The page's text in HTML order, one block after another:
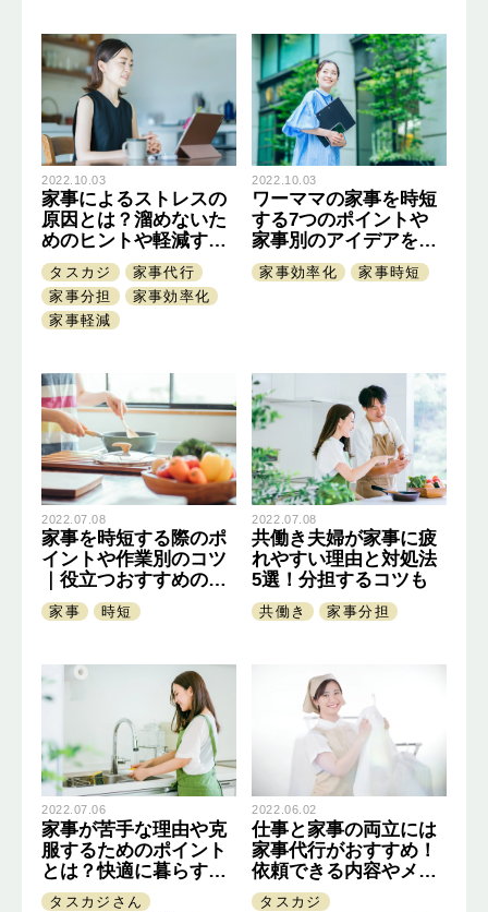
2022.10.03
家事によるストレスの
原因とは？溜めないた
めのヒントや軽減する
方法
タスカジ
家事代行
家事分担
家事効率化
家事軽減
2022.10.03
ワーママの家事を時短
する7つのポイントや
家事別のアイデアを合
わせて紹介
家事効率化 家事時短
2022.07.08
家事を時短する際のポ
イントや作業別のコツ
｜役立つおすすめの本
もご紹介
家事 時短
2022.07.08
共働き夫婦が家事に疲
れやすい理由と対処法
5選！分担するコツも
共働き 家事分担
2022.07.06
家事が苦手な理由や克
服するためのポイント
とは？快適に暮らす5
つの方法を紹介
タスカジさん
2022.06.02
仕事と家事の両立には
家事代行がおすすめ！
依頼できる内容やメリ
ットを解説
タスカジ